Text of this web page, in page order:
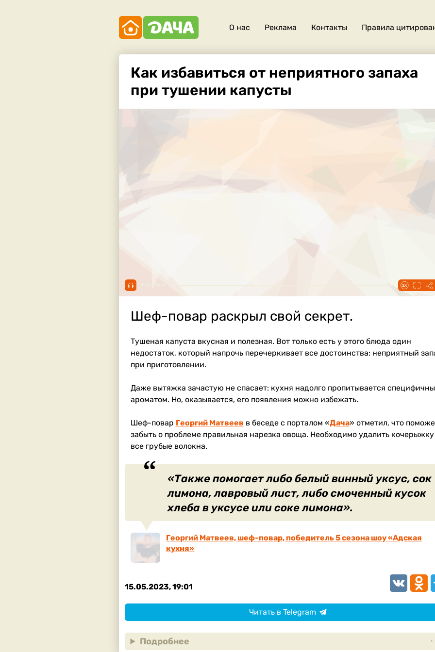
нас
О нас Реклама Контакты Правила
Как избавиться от неприятного запаха
при тушении капусты
Шеф-повар раскрыл свой секрет.
Тушеная капуста вкусная и полезная. Вот только есть у этого блюда один
недостаток, который напрочь перечеркивает все достоинства: неприятный
при приготовлении.
Даже вытяжка зачастую не спасает: кухня надолго пропитывается
ароматом. Но, оказывается, его появления можно избежать.
Шеф-повар Георгий Матвеев в беседе с порталом «Дача» отметил, что
забыть о проблеме правильная нарезка овоща. Необходимо удалить
все грубые волокна.
«Также помогает либо белый винный уксус, сок
лимона, лавровый лист, либо смоченный кусок
хлеба в уксусе или соке лимона».
Георгий Матвеев, шеф-повар, победитель 5 сезона шоу «Адская
кухня»
15.05.2023, 19:01 VK
Читать в Telegram
Подробнее